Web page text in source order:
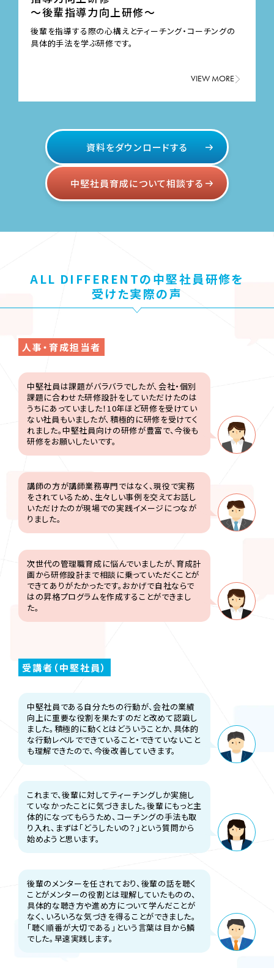
～後輩指導力向上研修～
後輩を指導する際の心構えとティーチング・コーチングの
具体的手法を学ぶ研修です。
VIEW MORE
資料をダウンロードする
中堅社員育成について相談する
ALL DIFFERENTの中堅社員研修を
受けた実際の声
人事・育成担当者
中堅社員は課題がバラバラでしたが、会社・個別
課題に合わせた研修設計をしていただけたのは
うちにあっていました！10年ほど研修を受けてい
ない社員もいましたが、積極的に研修を受けてく
れました。中堅社員向けの研修が豊富で、今後も
研修をお願いしたいです。
講師の方が講師業務専門ではなく、現役で実務
をされているため、生々しい事例を交えてお話し
いただけたのが現場での実践イメージにつなが
りました。
次世代の管理職育成に悩んでいましたが、育成計
画から研修設計まで相談に乗っていただくことが
できてありがたかったです。おかげで自社ならで
はの昇格プログラムを作成することができまし
た。
受講者（中堅社員）
中堅社員である自分たちの行動が、会社の業績
向上に重要な役割を果たすのだと改めて認識し
ました。積極的に動くとはどういうことか、具体的
な行動レベルでできていること・できていないこと
も理解できたので、今後改善していきます。
これまで、後輩に対してティーチングしか実施し
ていなかったことに気づきました。後輩にもっと主
体的になってもらうため、コーチングの手法も取
り入れ、まずは「どうしたいの？」という質問から
始めようと思います。
後輩のメンターを任されており、後輩の話を聴く
ことがメンターの役割とは理解していたものの、
具体的な聴き方や進め方について学んだことが
なく、いろいろな気づきを得ることができました。
「聴く順番が大切である」という言葉は目から鱗
でした。早速実践します。